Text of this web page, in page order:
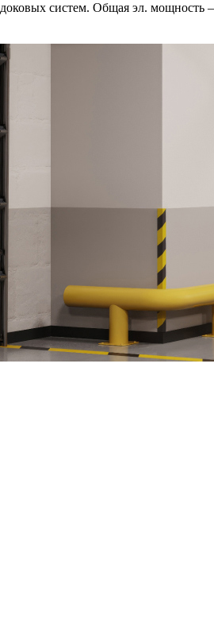
систем. Общая эл.